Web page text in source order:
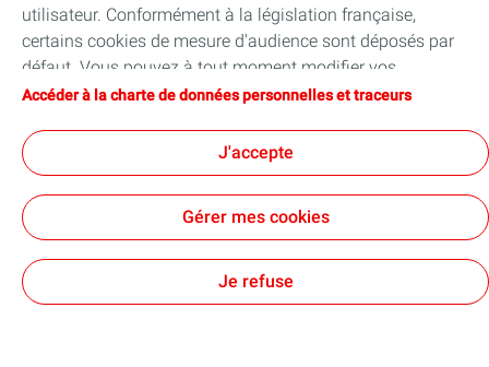
Soutenir les projets industriels
Accompagner à l'international
Nos actualités
ContactAccessibilité : partiellement conformeCookies
TotalEnergies 2026
utilisateur. Conformément à la législation française,
certains cookies de mesure d'audience sont déposés par
défaut. Vous pouvez à tout moment modifier vos
paramètres de cookies en cliquant sur le bouton « Gérer
vous acceptez le dépôt de l’ensemble des cookies. Dans le
cas où vous cliquez sur « Je refuse », seuls les cookies
techniques nécessaires au bon fonctionnement du site
seront utilisés. Pour plus d’informations, vous pouvez
traceurs ».
Accéder à la charte de données personnelles et traceurs
J'accepte
Gérer mes cookies
Je refuse